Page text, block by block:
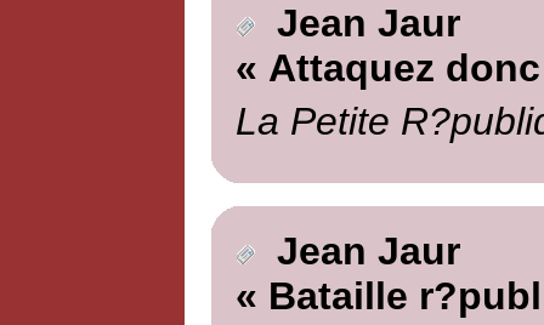
Jean Jaur
« Attaquez
La Petite
Jean Jaur
« Bataille